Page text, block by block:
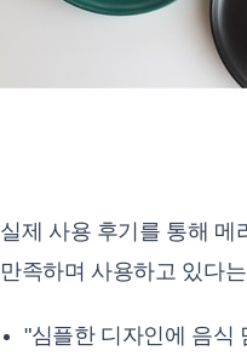
실제 사용 후기를 통해 메
만족하며 사용하고 있다
"심플한 디자인에 음식